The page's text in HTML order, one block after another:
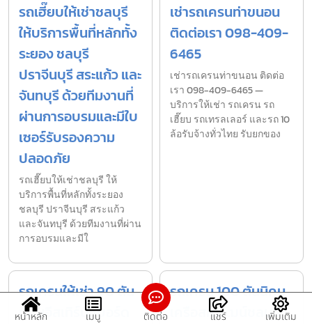
รถเฮี๊ยบให้เช่าชลบุรี
ให้บริการพื้นที่หลักทั้ง
ระยอง ชลบุรี
ปราจีนบุรี สระแก้ว และ
จันทบุรี ด้วยทีมงานที่
ผ่านการอบรมและมีใบ
เซอร์รับรองความ
ปลอดภัย
รถเฮี๊ยบให้เช่าชลบุรี ให้
บริการพื้นที่หลักทั้งระยอง
ชลบุรี ปราจีนบุรี สระแก้ว
และจันทบุรี ด้วยทีมงานที่ผ่าน
การอบรมและมีใ
เช่ารถเครนท่าขนอน
ติดต่อเรา 098-409-
6465
เช่ารถเครนท่าขนอน ติดต่อ
เรา 098-409-6465 —
บริการให้เช่า รถเครน รถ
เฮี๊ยบ รถเทรลเลอร์ และรถ 10
ล้อรับจ้างทั่วไทย รับยกของ
รถเครนให้เช่า 90 ตัน
นิคมอีสเทิร์นซีบอร์ด
รถเครน 100 ตันนิคม
เครือสหพัฒน์ชลบุรี
หน้าหลัก เมนู ติดต่อ แชร์ เพิ่มเติม